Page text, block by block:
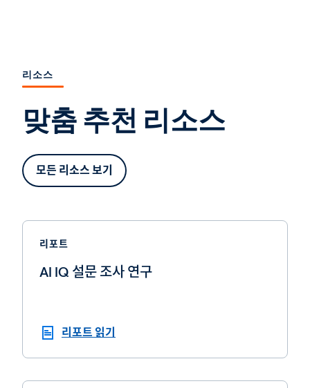
리소스
맞춤 추천 리소스
모든 리소스 보기
리포트
AI IQ 설문 조사 연구
리포트 읽기